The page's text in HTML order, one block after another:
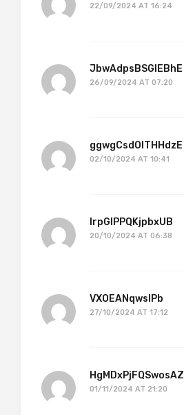
22/09/2024 AT 16:24
JbwAdpsBSGlEBhE
26/09/2024 AT 07:20
ggwgCsdOlTHHdzE
02/10/2024 AT 10:41
lrpGlPPQKjpbxUB
20/10/2024 AT 06:38
VXOEANqwslPb
27/10/2024 AT 17:12
HgMDxPjFQSwosAZ
01/11/2024 AT 21:20